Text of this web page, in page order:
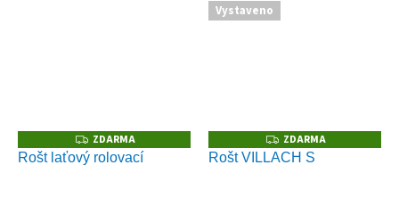
Z
D
A
ZDARMA
Rošt laťový rolovací
Vystaveno
Z
D
A
ZDARMA
Rošt VILLACH S